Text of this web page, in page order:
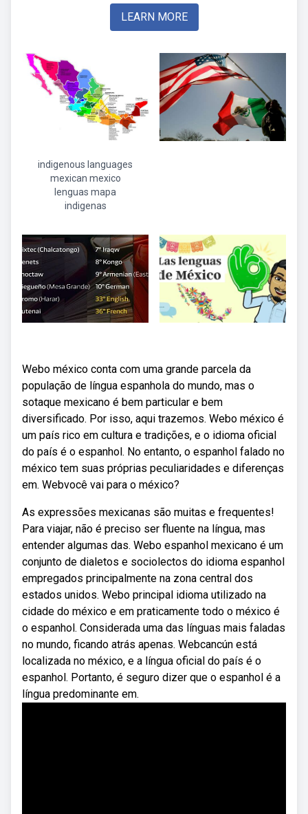
LEARN MORE
indigenous languages
mexican mexico
lenguas mapa
indigenas
Webo méxico conta com uma grande parcela da
população de língua espanhola do mundo, mas o
sotaque mexicano é bem particular e bem
diversificado. Por isso, aqui trazemos. Webo méxico é
um país rico em cultura e tradições, e o idioma oficial
do país é o espanhol. No entanto, o espanhol falado no
méxico tem suas próprias peculiaridades e diferenças
em. Webvocê vai para o méxico?
As expressões mexicanas são muitas e frequentes!
Para viajar, não é preciso ser fluente na língua, mas
entender algumas das. Webo espanhol mexicano é um
conjunto de dialetos e sociolectos do idioma espanhol
empregados principalmente na zona central dos
estados unidos. Webo principal idioma utilizado na
cidade do méxico e em praticamente todo o méxico é
o espanhol. Considerada uma das línguas mais faladas
no mundo, ficando atrás apenas. Webcancún está
localizada no méxico, e a língua oficial do país é o
espanhol. Portanto, é seguro dizer que o espanhol é a
língua predominante em.